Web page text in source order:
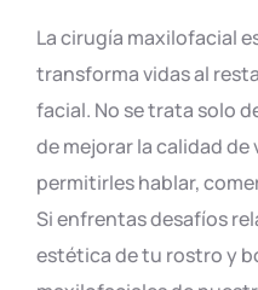
La cirugía maxilofacial
transforma vidas al
facial. No se trata solo
de mejorar la calidad de
permitirles hablar,
Si enfrentas desafíos
estética de tu rostro y